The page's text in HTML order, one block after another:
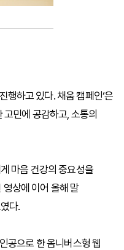
행하고 있다. 채움 캠페인‘은
민에 공감하고, 소통의
마음 건강의 중요성을
영상에 이어 올해 말
다.
공으로 한 옴니버스형 웹